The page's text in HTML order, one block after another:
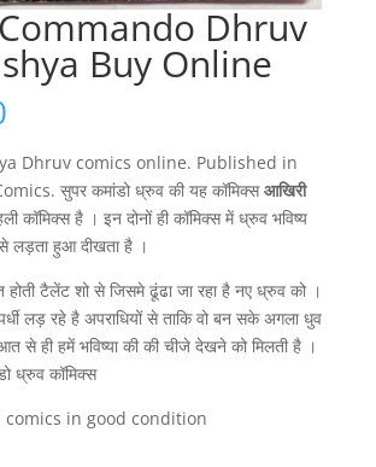
Dhruv
Buy Online
Dhruv comics online. Published in
सुपर कमांडो ध्रुव की यह कॉमिक्सआखिरी
कॉमिक्स है । इन दोनों ही कॉमिक्स में ध्रुव भविष्य
लड़ता हुआ दीखता है ।
टैलेंट शो से जिसमे ढूंढा जा रहा है नए ध्रुव को ।
लड़ रहे है अपराधियों से ताकि वो बन सके अगला धुव
से ही हमें भविष्या की की चीजे देखने को मिलती है ।
ध्रुव कॉमिक्स
comics in good condition